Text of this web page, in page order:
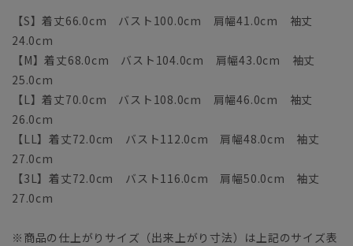
【S】着丈66.0cm バスト100.0cm 肩幅41.0cm 袖丈
24.0cm
【M】着丈68.0cm バスト104.0cm 肩幅43.0cm 袖丈
25.0cm
【L】着丈70.0cm バスト108.0cm 肩幅46.0cm 袖丈
26.0cm
【LL】着丈72.0cm バスト112.0cm 肩幅48.0cm 袖丈
27.0cm
【3L】着丈72.0cm バスト116.0cm 肩幅50.0cm 袖丈
27.0cm
※商品の仕上がりサイズ（出来上がり寸法）は上記のサイズ表